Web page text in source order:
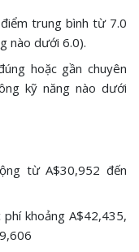
trung bình từ 7.0
nào dưới 6.0).
hoặc gần chuyên
kỹ năng nào dưới
từ A$30,952 đến
khoảng A$42,435,